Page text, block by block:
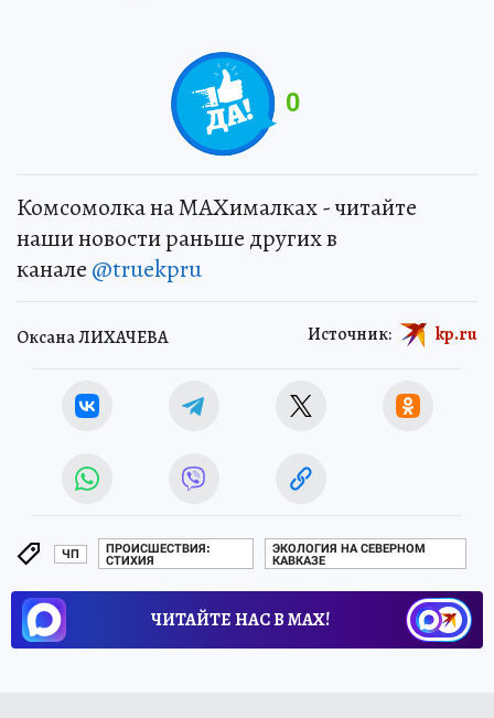
0
Комсомолка на MAXималках - читайте
наши новости раньше других в
канале @truekpru
Оксана ЛИХАЧЕВА Источник: kp.ru
ЧП
ПРОИСШЕСТВИЯ:
СТИХИЯ
ЭКОЛОГИЯ НА СЕВЕРНОМ
КАВКАЗЕ
ЧИТАЙТЕ НАС В МАХ!